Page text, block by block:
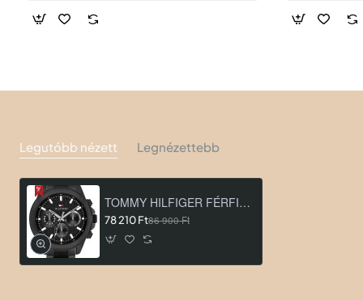
Legutóbb nézett Legnézettebb
TOMMY HILFIGER FÉRFI KARÓRA TH1710653
78 210 Ft86 900 Ft